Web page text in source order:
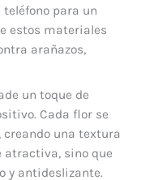
para un
estos materiales
arañazos,
un toque de
Cada flor se
una textura
atractiva, sino que
y antideslizante.